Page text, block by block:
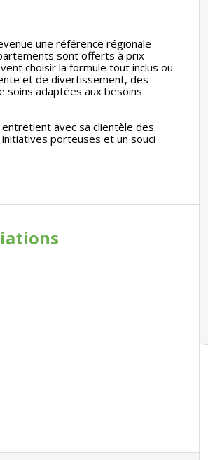
une référence régionale
sont offerts à prix
choisir la formule tout inclus ou
et de divertissement, des
soins adaptées aux besoins
avec sa clientèle des
porteuses et un souci